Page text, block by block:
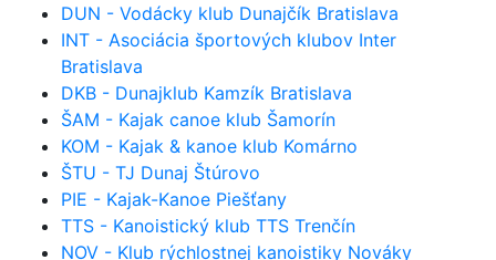
DUN - Vodácky klub Dunajčík Bratislava
INT - Asociácia športových klubov Inter
Bratislava
DKB - Dunajklub Kamzík Bratislava
ŠAM - Kajak canoe klub Šamorín
KOM - Kajak & kanoe klub Komárno
ŠTU - TJ Dunaj Štúrovo
PIE - Kajak-Kanoe Piešťany
TTS - Kanoistický klub TTS Trenčín
NOV - Klub rýchlostnej kanoistiky Nováky